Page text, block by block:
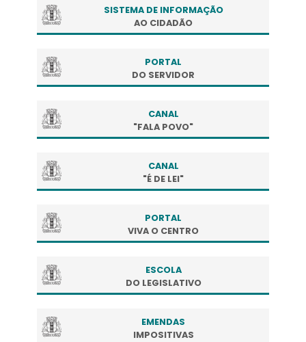
SISTEMA DE INFORMAÇÃO
AO CIDADÃO
PORTAL
DO SERVIDOR
CANAL
"FALA POVO"
CANAL
"É DE LEI"
PORTAL
VIVA O CENTRO
ESCOLA
DO LEGISLATIVO
EMENDAS
IMPOSITIVAS